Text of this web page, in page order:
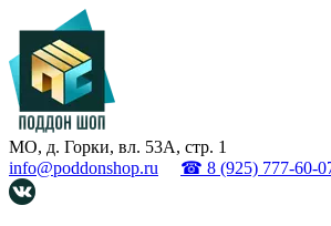
МО, д. Горки, вл. 53А, стр. 1
info@poddonshop.ru
☎ 8 (925) 777-60-